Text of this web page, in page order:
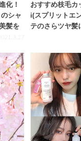
化！
シャ
髪を
2021.3.27
おすすめ枝毛
i(スプリットエ
テのさらツヤ